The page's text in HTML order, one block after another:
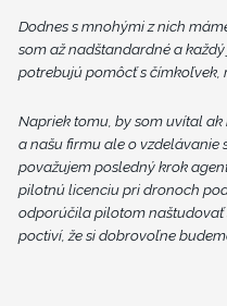
Dodnes s mnohými z nich
som až nadštandardné a
potrebujú pomôcť s čímkoľvek,
Napriek tomu, by som uvítal
a našu firmu ale o vzdelávanie
považujem posledný krok
pilotnú licenciu pri dronoch
odporúčila pilotom naštudovať
poctiví, že si dobrovoľne